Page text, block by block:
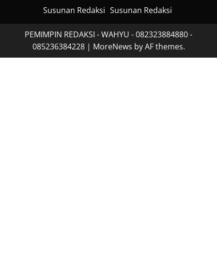
Susunan Redaksi Susunan Redaksi
PEMIMPIN REDAKSI - WAHYU - 082323884880 -
085236384228 | MoreNews by AF themes.